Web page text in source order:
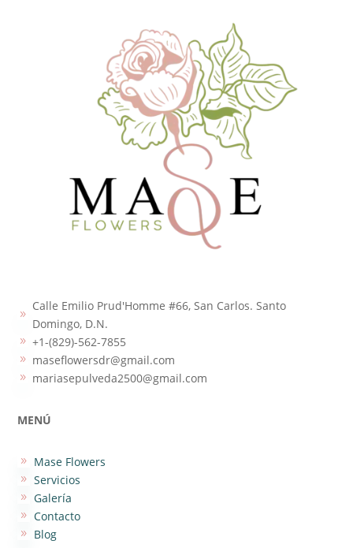
9
Calle Emilio Prud'Homme #66, San Carlos. Santo
Domingo, D.N.
9 +1-(829)-562-7855
9 maseflowersdr@gmail.com
9 mariasepulveda2500@gmail.com
MENÚ
9 Mase Flowers
9 Servicios
9 Galería
9 Contacto
9 Blog